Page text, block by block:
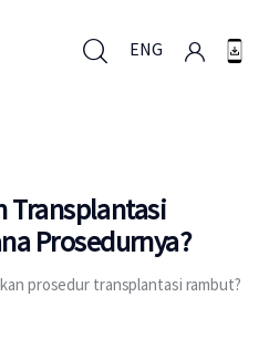
ENG
Transplantasi
Prosedurnya?
prosedur transplantasi rambut?